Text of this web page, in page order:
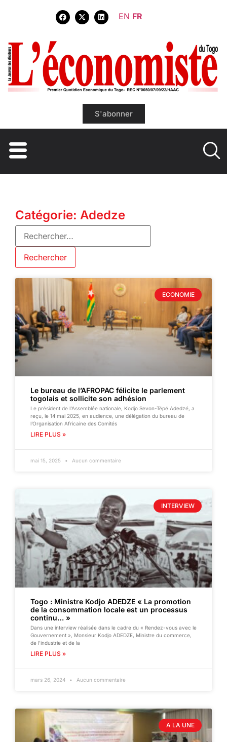
EN FR
S'abonner
Catégorie: Adedze
ECONOMIE
Le bureau de l’AFROPAC félicite le parlement
togolais et sollicite son adhésion
Le président de l’Assemblée nationale, Kodjo Sevon-Tépé Adedzé, a
reçu, le 14 mai 2025, en audience, une délégation du bureau de
l’Organisation Africaine des Comités
LIRE PLUS »
mai 15, 2025 Aucun commentaire
INTERVIEW
Togo : Ministre Kodjo ADEDZE « La promotion
de la consommation locale est un processus
continu… »
Dans une interview réalisée dans le cadre du « Rendez-vous avec le
Gouvernement », Monsieur Kodjo ADEDZE, Ministre du commerce,
de l’industrie et de la
LIRE PLUS »
mars 26, 2024 Aucun commentaire
A LA UNE